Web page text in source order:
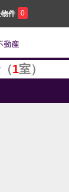
件 0
1室）